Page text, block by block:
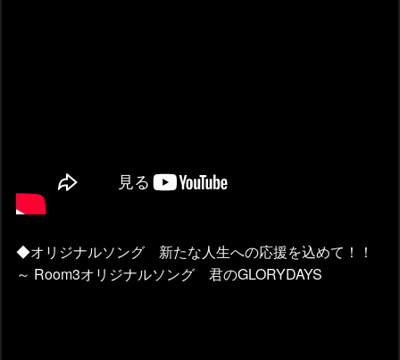
◆オリジナルソング 新たな人生への応援を込めて！！
～ Room3オリジナルソング 君のGLORYDAYS